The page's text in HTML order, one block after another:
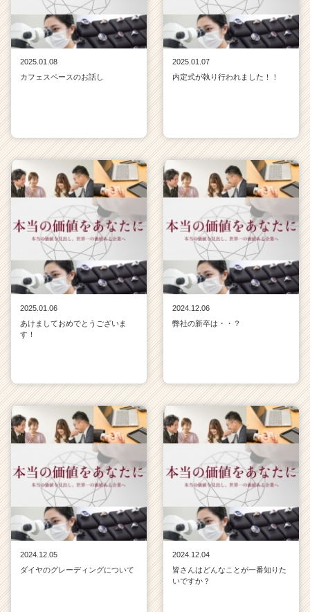
2025.01.08
カフェスペースのお話し
2025.01.07
内定式が執り行われました！！
2025.01.06
あけましておめでとうございま
す！
2024.12.06
弊社の新卒は・・？
2024.12.05
ダイヤのグレーディングについて
2024.12.04
皆さんはどんなことが一番知りた
いですか？